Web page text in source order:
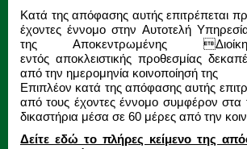
Κατά της απόφασης αυτής επιτρέπεται
έχοντες έννομο στην Αυτοτελή
της Αποκεντρωμένης
εντός αποκλειστικής προθεσμίας
από την ημερομηνία κοινοποίησή της
Επιπλέον κατά της απόφασης αυτής
από τους έχοντεςέννομο συμφέρον στα
δικαστήρια μέσα σε 60 μέρες από την
Δείτε εδώ το πλήρες κείμενο της